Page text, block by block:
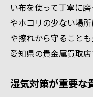
状態別に見
日々のケア
傷や変色を
び方
い布を使って丁寧に
やホコリの少ない場
や擦れから守ることも
愛知県の貴金属買取
湿気対策が重要な